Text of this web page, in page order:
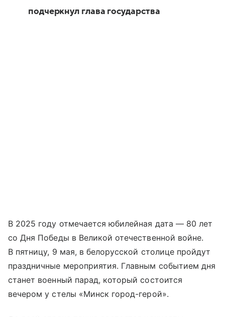
подчеркнул глава государства
В 2025 году отмечается юбилейная дата — 80 лет
со Дня Победы в Великой отечественной войне.
В пятницу, 9 мая, в белорусской столице пройдут
праздничные мероприятия. Главным событием дня
станет военный парад, который состоится
вечером у стелы «Минск город-герой».